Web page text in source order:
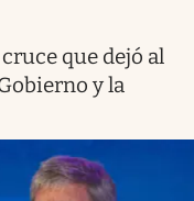
que dejó al
y la